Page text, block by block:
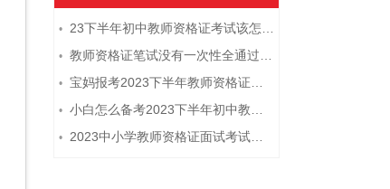
• 23下半年初中教师资格证考试该怎么复习？
• 教师资格证笔试没有一次性全通过下次需要重新报考吗？
• 宝妈报考2023下半年教师资格证需要报班备考吗？
• 小白怎么备考2023下半年初中教师资格证笔试？
• 2023中小学教师资格证面试考试注意事项